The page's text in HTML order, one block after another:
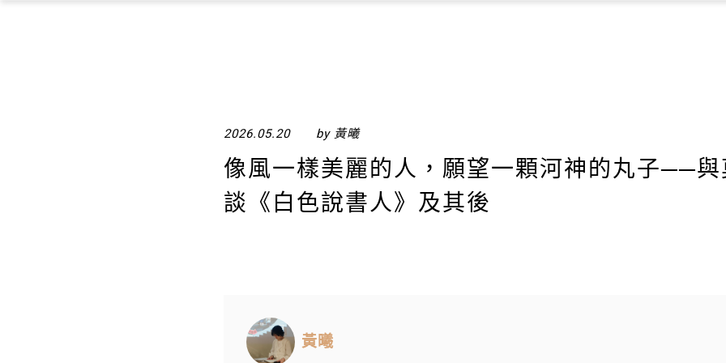
2026.05.20 by 黃曦
像風一樣美麗的人，願望一顆河神的丸子──與
談《白色說書人》及其後
黃曦